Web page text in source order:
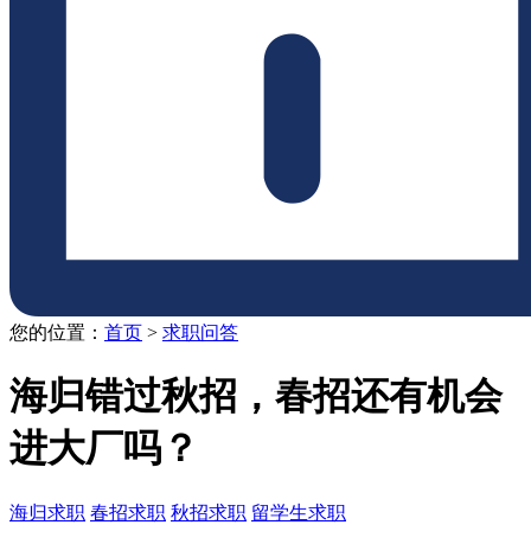
您的位置： 首页 > 求职问答
海归错过秋招，春招还有机会
进大厂吗？
海归求职 春招求职 秋招求职 留学生求职